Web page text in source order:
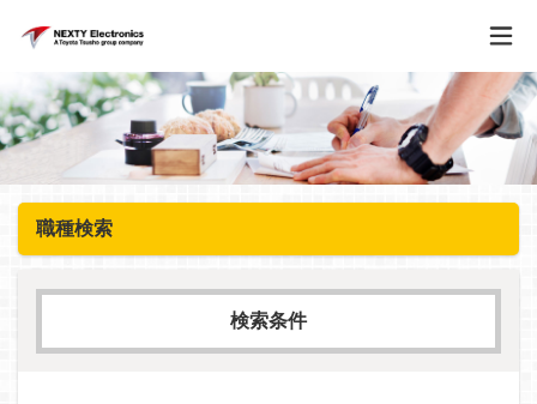
職種検索
検索条件